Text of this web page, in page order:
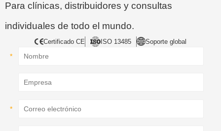
Para clínicas, distribuidores y consultas
individuales de todo el mundo.
Certificado CE ISO 13485 Soporte global